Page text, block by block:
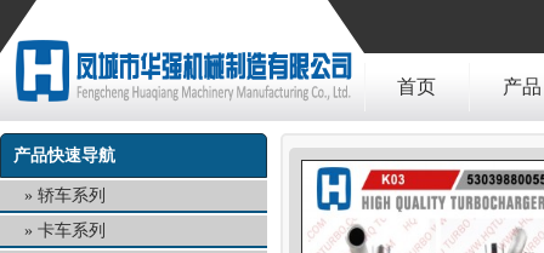
首页 产品
产品快速导航
轿车系列
卡车系列